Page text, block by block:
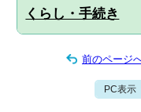
くらし・手続き
前のページ
PC表示